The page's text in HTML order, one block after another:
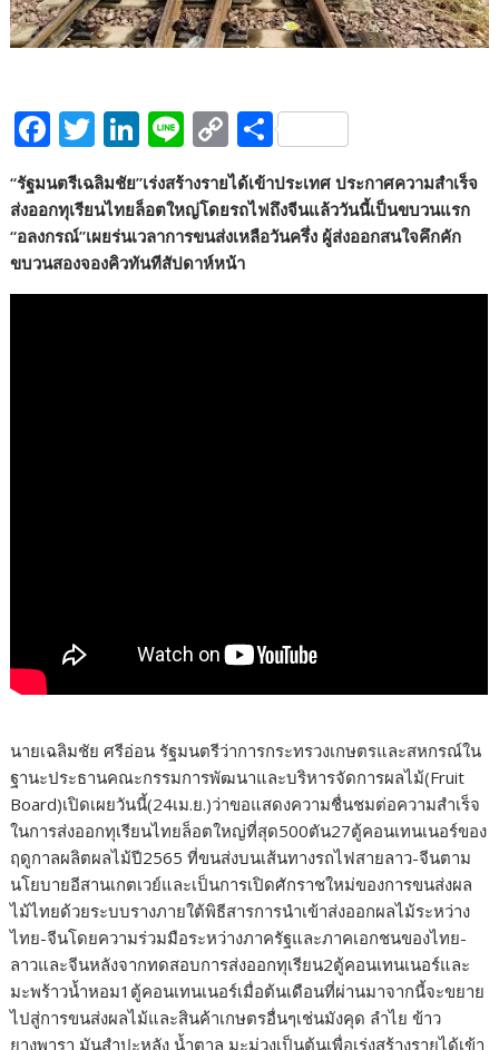
F
ac
e
b
o
o
T
w
itt
er
Li
n
k
e
dI
n
Li
e
C
o
p
y
Li
n
S
h
ar
e
“รัฐมนตรีเฉลิมชัย”เร่งสร้างรายได้เข้าประเทศ ประกาศความสำเร็จ
ส่งออกทุเรียนไทยล็อตใหญ่โดยรถไฟถึงจีนแล้ววันนี้เป็นขบวนแรก
“อลงกรณ์”เผยร่นเวลาการขนส่งเหลือวันครึ่ง ผู้ส่งออกสนใจคึกคัก
ขบวนสองจองคิวทันทีสัปดาห์หน้า
นายเฉลิมชัย ศรีอ่อน รัฐมนตรีว่าการกระทรวงเกษตรและสหกรณ์ใน
ฐานะประธานคณะกรรมการพัฒนาและบริหารจัดการผลไม้(Fruit
Board)เปิดเผยวันนี้(24เม.ย.)ว่าขอแสดงความชื่นชมต่อความสำเร็จ
ในการส่งออกทุเรียนไทยล็อตใหญ่ที่สุด500ตัน27ตู้คอนเทนเนอร์ของ
ฤดูกาลผลิตผลไม้ปี2565 ที่ขนส่งบนเส้นทางรถไฟสายลาว-จีนตาม
นโยบายอีสานเกตเวย์และเป็นการเปิดศักราชใหม่ของการขนส่งผล
ไม้ไทยด้วยระบบรางภายใต้พิธีสารการนำเข้าส่งออกผลไม้ระหว่าง
ไทย-จีนโดยความร่วมมือระหว่างภาครัฐและภาคเอกชนของไทย-
ลาวและจีนหลังจากทดสอบการส่งออกทุเรียน2ตู้คอนเทนเนอร์และ
มะพร้าวน้ำหอม1ตู้คอนเทนเนอร์เมื่อต้นเดือนที่ผ่านมาจากนี้จะขยาย
ไปสู่การขนส่งผลไม้และสินค้าเกษตรอื่นๆเช่นมังคุด ลำไย ข้าว
ยางพารา มันสำปะหลัง น้ำตาล มะม่วงเป็นต้นเพื่อเร่งสร้างรายได้เข้า